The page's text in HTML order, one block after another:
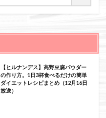
【ヒルナンデス】高野豆腐パウダー
の作り方。1日3杯食べるだけの簡単
ダイエットレシピまとめ（12月16日
放送）